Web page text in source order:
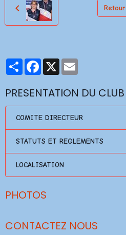
Retour
PartagerFacebook
X
PRESENTATION DU CLUB
COMITE DIRECTEUR
STATUTS ET REGLEMENTS
LOCALISATION
PHOTOS
CONTACTEZ NOUS